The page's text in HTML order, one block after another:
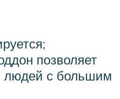
позволяет
людей с большим